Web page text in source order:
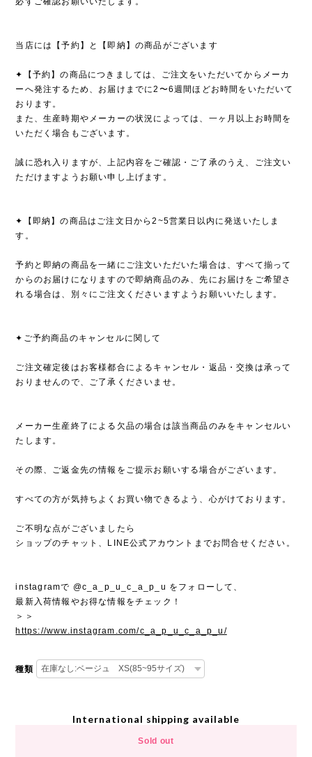
当店には【予約】と【即納】の商品がございます
✦【予約】の商品につきましては、ご注文をいただいてからメーカ
ーへ発注するため、お届けまでに2〜6週間ほどお時間をいただいて
おります。
また、生産時期やメーカーの状況によっては、一ヶ月以上お時間を
いただく場合もございます。
誠に恐れ入りますが、上記内容をご確認・ご了承のうえ、ご注文い
ただけますようお願い申し上げます。
✦【即納】の商品はご注文日から2~5営業日以内に発送いたしま
す。
予約と即納の商品を一緒にご注文いただいた場合は、すべて揃って
からのお届けになりますので即納商品のみ、先にお届けをご希望さ
れる場合は、別々にご注文くださいますようお願いいたします。
✦ご予約商品のキャンセルに関して
ご注文確定後はお客様都合によるキャンセル・返品・交換は承って
おりませんので、ご了承くださいませ。
メーカー生産終了による欠品の場合は該当商品のみをキャンセルい
たします。
その際、ご返金先の情報をご提示お願いする場合がございます。
すべての方が気持ちよくお買い物できるよう、心がけております。
ご不明な点がございましたら
ショップのチャット、LINE公式アカウントまでお問合せください。
instagramで @c_a_p_u_c_a_p_u をフォローして、
最新入荷情報やお得な情報をチェック！
＞＞
https://www.instagram.com/c_a_p_u_c_a_p_u/
種類
International shipping available
Sold out